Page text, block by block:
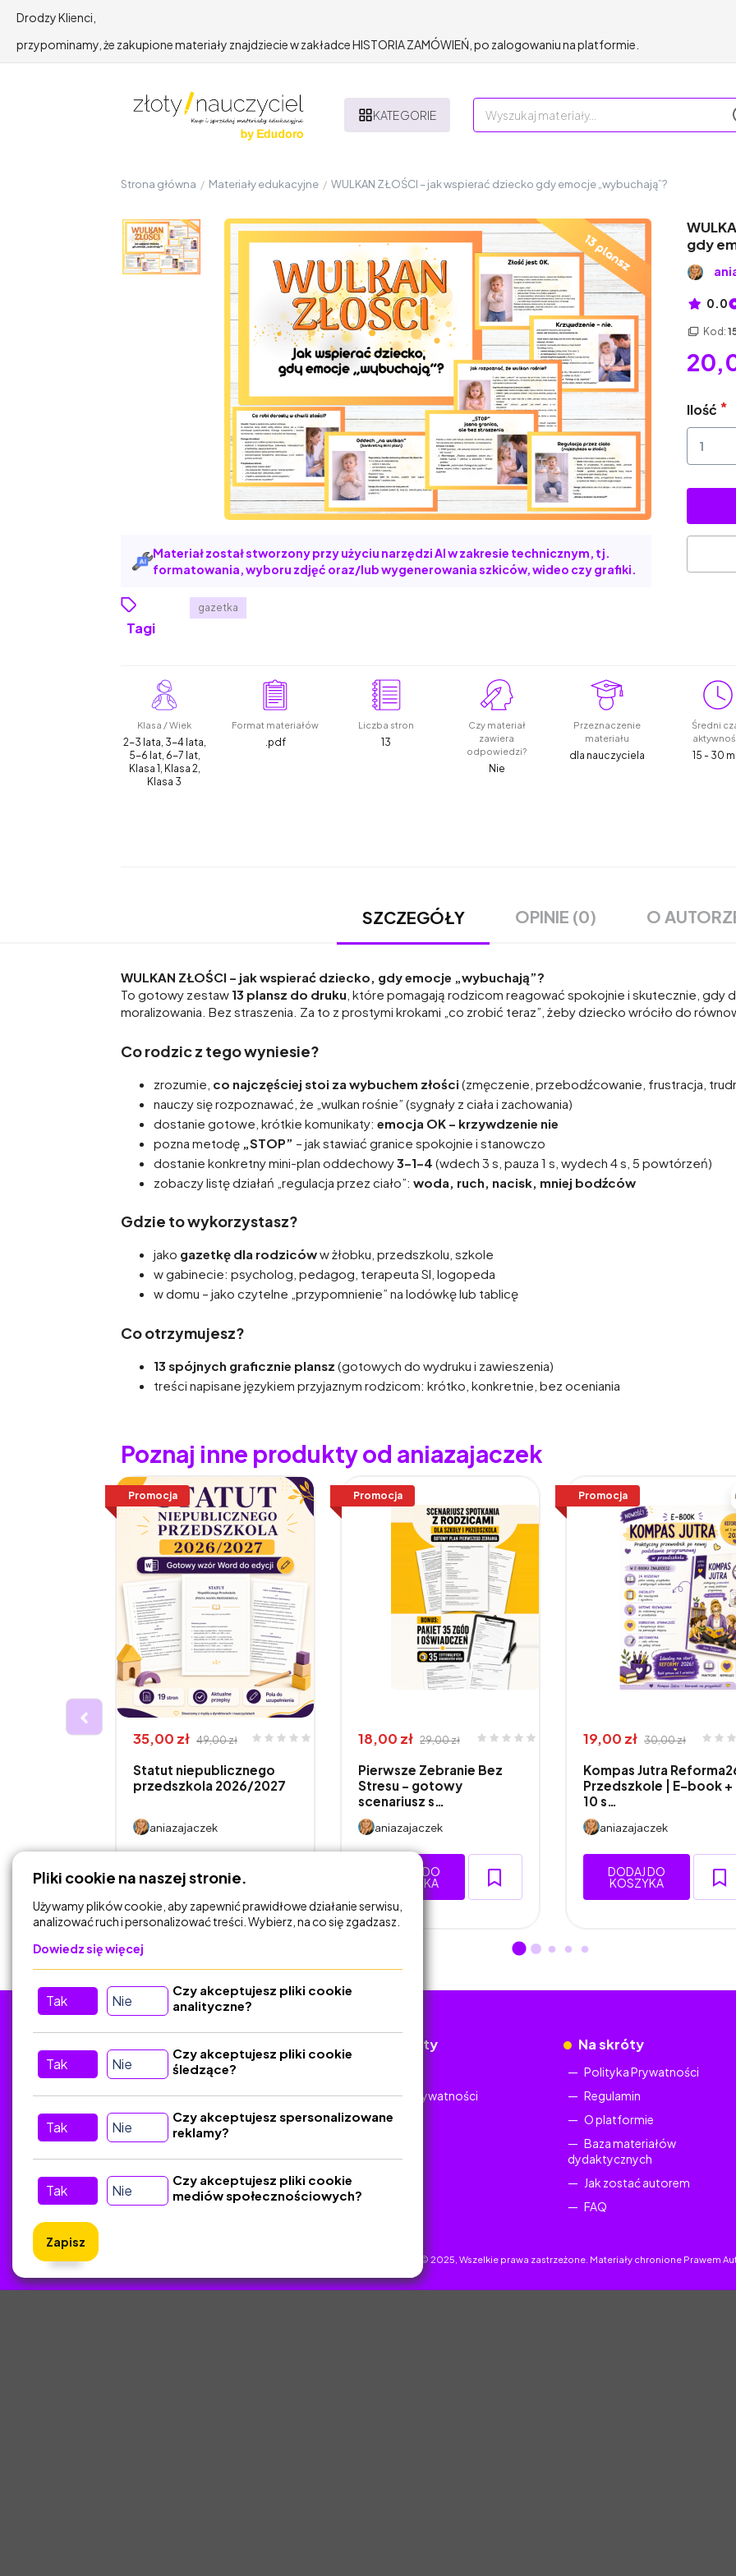
Drodzy Klienci,
przypominamy, że zakupione materiały znajdziecie w zakładce HISTORIA ZAMÓWIEŃ, po zalogowaniu na platformie.
KATEGORIE
Strona główna / Materiały edukacyjne / WULKAN ZŁOŚCI – jak wspierać dziecko gdy emocje „wybuchają”?
Materiał został stworzony przy użyciu narzędzi AI w zakresie technicznym, tj.
formatowania, wyboru zdjęć oraz/lub wygenerowania szkiców, wideo czy grafiki.
Tagi
gazetka
gdy
0.0
Kod:
Ilość
Klasa / Wiek
2-3 lata, 3-4 lata,
5-6 lat, 6-7 lat,
Klasa 1, Klasa 2,
Klasa 3
Format materiałów
.pdf
Liczba stron
13
Czy materiał
zawiera
odpowiedzi?
Nie
Przeznaczenie
materiału
dla nauczyciela
Średni
15 - 30
SZCZEGÓŁY OPINIE (0) O
WULKAN ZŁOŚCI – jak wspierać dziecko, gdy emocje „wybuchają”?
To gotowy zestaw 13 plansz do druku , które pomagają rodzicom reagować spokojnie i skutecznie, gdy
moralizowania. Bez straszenia. Za to z prostymi krokami „co zrobić teraz”, żeby dziecko wróciło do
Co rodzic z tego wyniesie?
zrozumie, co najczęściej stoi za wybuchem złości (zmęczenie, przebodźcowanie, frustracja,
nauczy się rozpoznawać, że „wulkan rośnie” (sygnały z ciała i zachowania)
dostanie gotowe, krótkie komunikaty: emocja OK – krzywdzenie nie
pozna metodę
„STOP” – jak stawiać granice spokojnie i stanowczo
dostanie konkretny mini-plan oddechowy3–1–4 (wdech 3 s, pauza 1 s, wydech 4 s, 5 powtórzeń)
zobaczy listę działań „regulacja przez ciało”: woda, ruch, nacisk, mniej bodźców
Gdzie to wykorzystasz?
jako gazetkę dla rodzicóww żłobku, przedszkolu, szkole
w gabinecie: psycholog, pedagog, terapeuta SI, logopeda
w domu – jako czytelne „przypomnienie” na lodówkę lub tablicę
Co otrzymujesz?
13 spójnych graficznie plansz (gotowych do wydruku i zawieszenia)
treści napisane językiem przyjaznym rodzicom: krótko, konkretnie, bez oceniania
Poznaj inne produkty od aniazajaczek
Promocja
35,00 zł 49,00 zł
Statut niepublicznego
przedszkola 2026/2027
aniazajaczek
DODAJ DO
KOSZYKA
Promocja
18,00 zł 29,00 zł
Pierwsze Zebranie Bez
Stresu – gotowy
scenariusz s…
aniazajaczek
DODAJ DO
KOSZYKA
Promocja
19,00 zł 30,00 zł
Kompas Jutra
Przedszkole | E-book +
10 s…
aniazajaczek
DODAJ DO
KOSZYKA
Kontakt
Dokumenty
Polityka Prywatności
Na skróty
Polityka Prywatności
Regulamin
O platformie
Baza materiałów
dydaktycznych
Jak zostać autorem
FAQ
ZlotyNauczyciel.pl © 2025, Wszelkie prawa zastrzeżone. Materiały chronione Prawem
Pliki cookie na naszej stronie.
Używamy plików cookie, aby zapewnić prawidłowe działanie serwisu,
analizować ruch i personalizować treści. Wybierz, na co się zgadzasz.
Dowiedz się więcej
Tak Nie
Czy akceptujesz pliki cookie
analityczne?
Tak Nie
Czy akceptujesz pliki cookie
śledzące?
Tak Nie
Czy akceptujesz spersonalizowane
reklamy?
Tak Nie
Czy akceptujesz pliki cookie
mediów społecznościowych?
Zapisz